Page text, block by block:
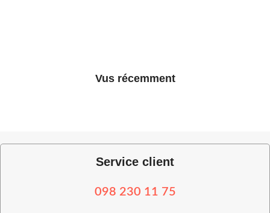
Vus récemment
Service client
098 230 11 75